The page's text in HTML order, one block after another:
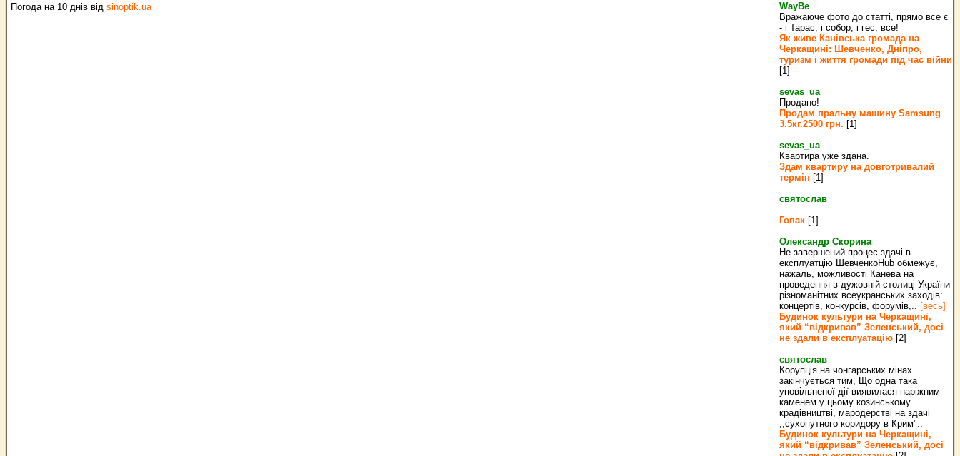
Погода на 10 днів від sinoptik.ua
WayBe
Вражаюче фото до статті, прямо все є
- і Тарас, і собор, і гес, все!
Як живе Канівська громада на
Черкащині: Шевченко, Дніпро,
туризм і життя громади під час війни
[1]
sevas_ua
Продано!
Продам пральну машину Samsung
3.5кг.2500 грн. [1]
sevas_ua
Квартира уже здана.
Здам квартиру на довготривалий
термін [1]
святослав
Гопак [1]
Олександр Скорина
Не завершений процес здачі в
експлуатцію ШевченкоHub обмежує,
нажаль, можливості Канева на
проведення в дужовній столиці України
різноманітних всеукранських заходів:
концертів, конкурсів, форумів,.. [весь]
Будинок культури на Черкащині,
який “відкривав” Зеленський, досі
не здали в експлуатацію [2]
святослав
Корупція на чонгарських мінах
закінчується тим, Що одна така
уповільненої дії виявилася наріжним
каменем у цьому козинському
крадівництві, мародерстві на здачі
,,сухопутного коридору в Крим"..
Будинок культури на Черкащині,
який “відкривав” Зеленський, досі